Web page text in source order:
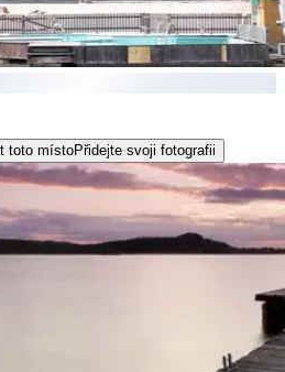
toto místoPřidejte svoji fotografii